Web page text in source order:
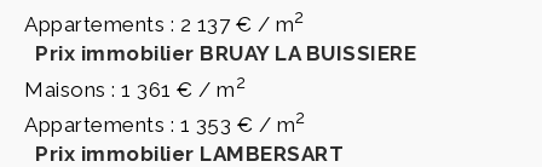
Appartements : 2 137 € / m2
Prix immobilier BRUAY LA BUISSIERE
Maisons : 1 361 € / m2
Appartements : 1 353 € / m2
Prix immobilier LAMBERSART